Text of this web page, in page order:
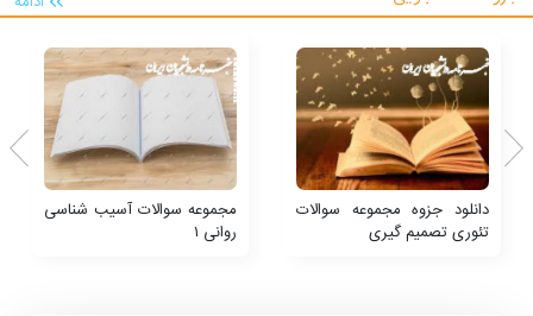
دانلود جزوه مجموعه سوالات
تئوری تصمیم گیری
مجموعه سوالات آسیب شناسی
روانی ۱